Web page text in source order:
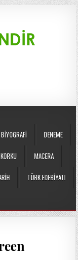
BIYOGRAFI DENEME
KORKU MACERA
TÜRK EDEBIYATI